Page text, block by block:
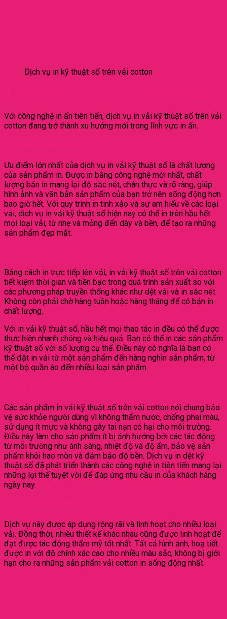
Dịch vụ in kỹ thuật số trên vải cotton
Với công nghệ in ấn tiên tiến, dịch vụ in vải kỹ thuật số trên vải
cotton đang trở thành xu hướng mới trong lĩnh vực in ấn.
Ưu điểm lớn nhất của dịch vụ in vải kỹ thuật số là chất lượng
của sản phẩm in. Được in bằng công nghệ mới nhất, chất
lượng bản in mang lại độ sắc nét, chân thực và rõ ràng, giúp
hình ảnh và văn bản sản phẩm của bạn trở nên sống động hơn
bao giờ hết. Với quy trình in tinh xảo và sự am hiểu về các loại
vải, dịch vụ in vải kỹ thuật số hiện nay có thể in trên hầu hết
mọi loại vải, từ nhẹ và mỏng đến dày và bền, để tạo ra những
sản phẩm đẹp mắt.
Bằng cách in trực tiếp lên vải, in vải kỹ thuật số trên vải cotton
tiết kiệm thời gian và tiền bạc trong quá trình sản xuất so với
các phương pháp truyền thống khác như dệt vải và in sắc nét.
Không còn phải chờ hàng tuần hoặc hàng tháng để có bản in
chất lượng.
Với in vải kỹ thuật số, hầu hết mọi thao tác in đều có thể được
thực hiện nhanh chóng và hiệu quả. Bạn có thể in các sản phẩm
kỹ thuật số với số lượng cụ thể. Điều này có nghĩa là bạn có
thể đặt in vải từ một sản phẩm đến hàng nghìn sản phẩm, từ
một bộ quần áo đến nhiều loại sản phẩm.
Các sản phẩm in vải kỹ thuật số trên vải cotton nói chung bảo
vệ sức khỏe người dùng vì không thấm nước, chống phai màu,
sử dụng ít mực và không gây tai nạn có hại cho môi trường.
Điều này làm cho sản phẩm ít bị ảnh hưởng bởi các tác động
từ môi trường như ánh sáng, nhiệt độ và độ ẩm, bảo vệ sản
phẩm khỏi hao mòn và đảm bảo độ bền. Dịch vụ in dệt kỹ
thuật số đã phát triển thành các công nghệ in tiên tiến mang lại
những lợi thế tuyệt vời để đáp ứng nhu cầu in của khách hàng
ngày nay.
Dịch vụ này được áp dụng rộng rãi và linh hoạt cho nhiều loại
vải. Đồng thời, nhiều thiết kế khác nhau cũng được linh hoạt để
đạt được tác động thẩm mỹ tốt nhất. Tất cả hình ảnh, hoạ tiết
được in với độ chính xác cao cho nhiều màu sắc, không bị giới
hạn cho ra những sản phẩm vải cotton in sống động nhất.